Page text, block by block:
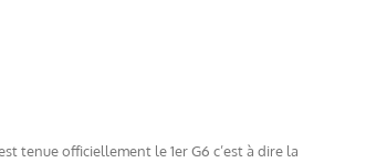
tenue officiellement le 1er G6 c’est à dire la